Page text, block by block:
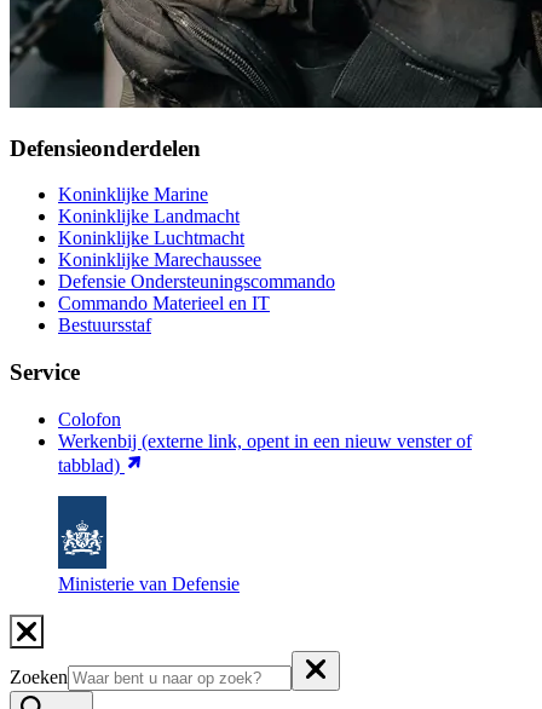
Defensieonderdelen
Koninklijke Marine
Koninklijke Landmacht
Koninklijke Luchtmacht
Koninklijke Marechaussee
Defensie Ondersteuningscommando
Commando Materieel en IT
Bestuursstaf
Service
Colofon
Werkenbij (externe link, opent in een nieuw venster of
tabblad)
Ministerie van Defensie
Zoeken